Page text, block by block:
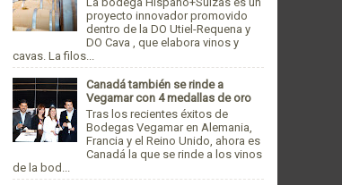
proyecto innovador promovido
dentro de la DO Utiel-Requena y
DO Cava , que elabora vinos y
cavas. La filos...
Canadá también se rinde a
Vegamar con 4 medallas de oro
Tras los recientes éxitos de
Bodegas Vegamar en Alemania,
Francia y el Reino Unido, ahora es
Canadá la que se rinde a los vinos
de la bod...